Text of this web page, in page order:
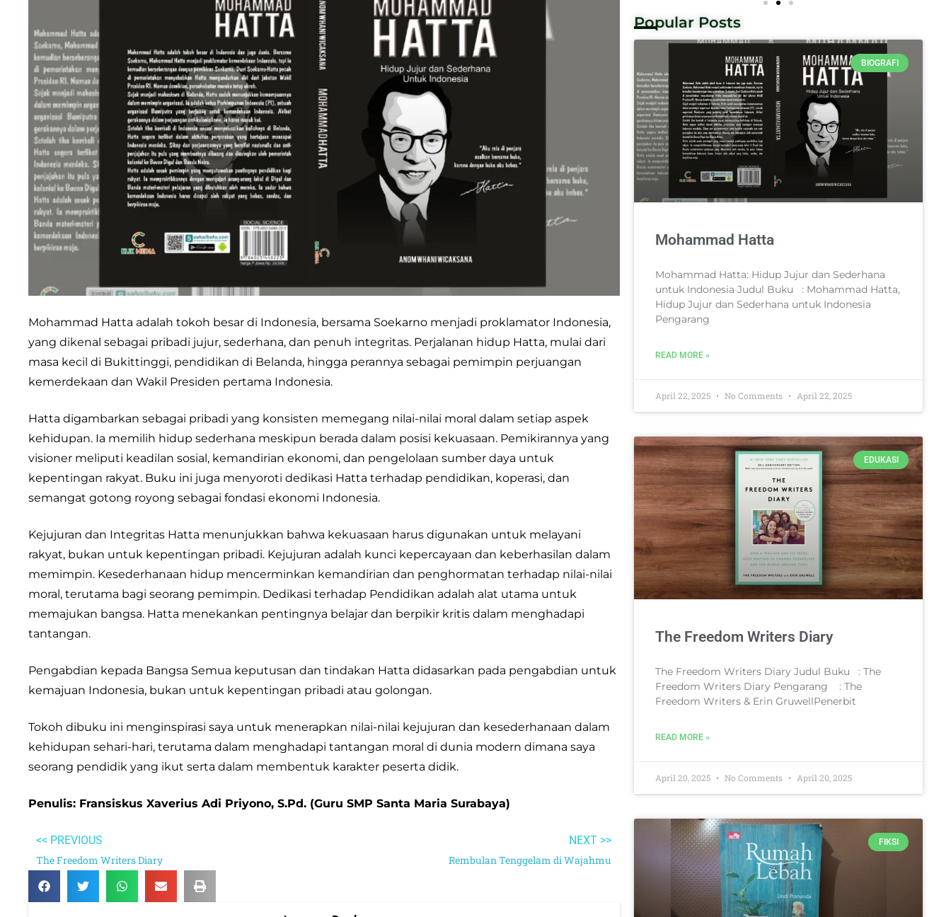
Mohammad Hatta adalah tokoh besar di Indonesia, bersama Soekarno menjadi proklamator Indonesia,
yang dikenal sebagai pribadi jujur, sederhana, dan penuh integritas. Perjalanan hidup Hatta, mulai dari
masa kecil di Bukittinggi, pendidikan di Belanda, hingga perannya sebagai pemimpin perjuangan
kemerdekaan dan Wakil Presiden pertama Indonesia.
Hatta digambarkan sebagai pribadi yang konsisten memegang nilai-nilai moral dalam setiap aspek
kehidupan. Ia memilih hidup sederhana meskipun berada dalam posisi kekuasaan. Pemikirannya yang
visioner meliputi keadilan sosial, kemandirian ekonomi, dan pengelolaan sumber daya untuk
kepentingan rakyat. Buku ini juga menyoroti dedikasi Hatta terhadap pendidikan, koperasi, dan
semangat gotong royong sebagai fondasi ekonomi Indonesia.
Kejujuran dan Integritas Hatta menunjukkan bahwa kekuasaan harus digunakan untuk melayani
rakyat, bukan untuk kepentingan pribadi. Kejujuran adalah kunci kepercayaan dan keberhasilan dalam
memimpin. Kesederhanaan hidup mencerminkan kemandirian dan penghormatan terhadap nilai-nilai
moral, terutama bagi seorang pemimpin. Dedikasi terhadap Pendidikan adalah alat utama untuk
memajukan bangsa. Hatta menekankan pentingnya belajar dan berpikir kritis dalam menghadapi
tantangan.
Pengabdian kepada Bangsa Semua keputusan dan tindakan Hatta didasarkan pada pengabdian untuk
kemajuan Indonesia, bukan untuk kepentingan pribadi atau golongan.
Tokoh dibuku ini menginspirasi saya untuk menerapkan nilai-nilai kejujuran dan kesederhanaan dalam
kehidupan sehari-hari, terutama dalam menghadapi tantangan moral di dunia modern dimana saya
seorang pendidik yang ikut serta dalam membentuk karakter peserta didik.
Penulis: Fransiskus Xaverius Adi Priyono, S.Pd. (Guru SMP Santa Maria Surabaya)
<< PREVIOUS
The Freedom Writers Diary
NEXT >>
Rembulan Tenggelam di Wajahmu
Popular Posts
BIOGRAFI
Mohammad Hatta
Mohammad Hatta: Hidup Jujur dan Sederhana
untuk Indonesia Judul Buku : Mohammad Hatta,
Hidup Jujur dan Sederhana untuk Indonesia
Pengarang
READ MORE »
April 22, 2025 No Comments April 22, 2025
EDUKASI
The Freedom Writers Diary
The Freedom Writers Diary Judul Buku : The
Freedom Writers Diary Pengarang : The
Freedom Writers & Erin GruwellPenerbit
READ MORE »
April 20, 2025 No Comments April 20, 2025
FIKSI